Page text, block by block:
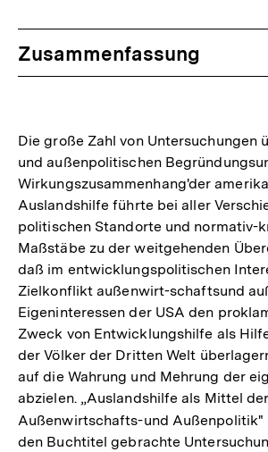
Zusammenfassung
Die große Zahl von Untersuchungen
und außenpolitischen
Wirkungszusammenhang'der
Auslandshilfe führte bei aller
politischen Standorte und normativ-
Maßstäbe zu der weitgehenden
daß im entwicklungspolitischen
Zielkonflikt außenwirt-schaftsund
Eigeninteressen der USA den
Zweck von Entwicklungshilfe als
der Völker der Dritten Welt
auf die Wahrung und Mehrung der
abzielen. „Auslandshilfe als Mittel der
Außenwirtschafts-und Außenpolitik"
den Buchtitel gebrachte